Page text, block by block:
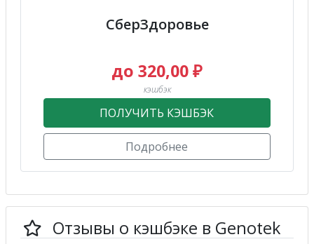
СберЗдоровье
до 320,00 ₽
кэшбэк
ПОЛУЧИТЬ КЭШБЭК
Подробнее
Отзывы о кэшбэке в Genotek